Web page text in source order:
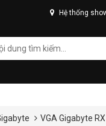
Hệ thống
VGA Gigabyte